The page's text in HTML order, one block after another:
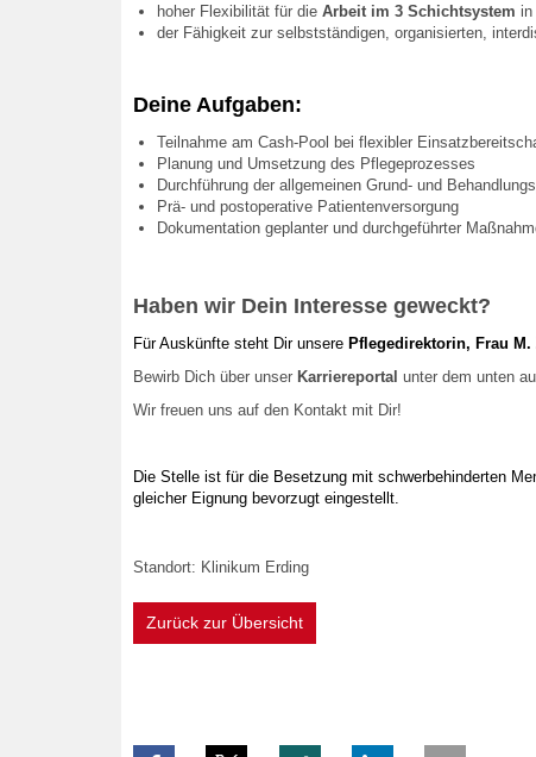
hoher Flexibilität für die Arbeit im 3 Schichtsystem
der Fähigkeit zur selbstständigen, organisierten,
Deine Aufgaben:
Teilnahme am Cash-Pool bei flexibler
Planung und Umsetzung des Pflegeprozesses
Durchführung der allgemeinen Grund- und
Prä- und postoperative Patientenversorgung
Dokumentation geplanter und durchgeführter
Haben wir Dein Interesse geweckt?
Für Auskünfte steht Dir unsere Pflegedirektorin, Frau M.
Bewirb Dich über unser Karriereportal unter dem unten
Wir freuen uns auf den Kontakt mit Dir!
Die Stelle ist für die Besetzung mit schwerbehinderten
gleicher Eignung bevorzugt eingestellt.
Standort: Klinikum Erding
Zurück zur Übersicht